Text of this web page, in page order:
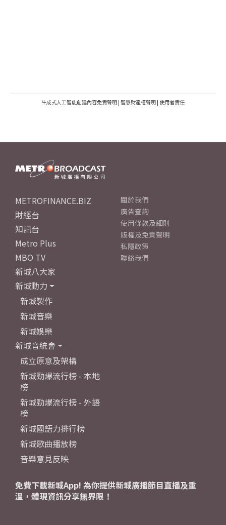
生成式人工智能創建內容免責聲明 | 智慧財產權聲明 | 使用者責任
METROFINANCE.BIZ
財經台
知訊台
Metro Plus
MBO TV
新城八大家
新城動力
新城製作
新城音樂
新城娛樂
新城音統會
成立原意及架構
新城勁爆流行榜 - 本地
榜
新城勁爆流行榜 - 外語
榜
新城國語力排行榜
新城歌曲播放榜
音樂意見反映
關於我們
廣告查詢
使用條款及細則
版權及免責聲明
私隱政策
聯絡我們
免費下載新城App! 為你提供新城廣播節目直播及重
溫，體現資訊分享無界限！